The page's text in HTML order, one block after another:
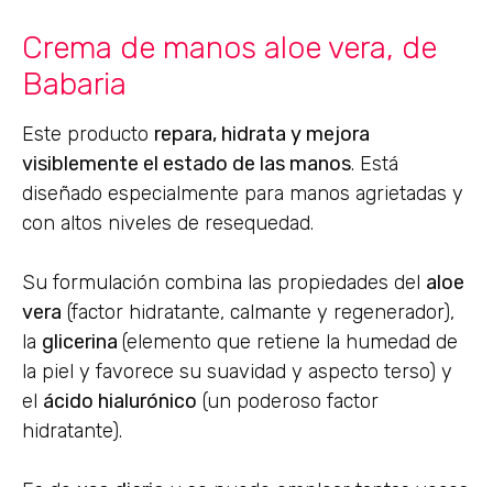
Crema de manos aloe vera, de
Babaria
Este producto repara, hidrata y mejora
visiblemente el estado de las manos. Está
diseñado especialmente para manos agrietadas y
con altos niveles de resequedad.
Su formulación combina las propiedades del aloe
vera (factor hidratante, calmante y regenerador),
la glicerina (elemento que retiene la humedad de
la piel y favorece su suavidad y aspecto terso) y
el ácido hialurónico (un poderoso factor
hidratante).